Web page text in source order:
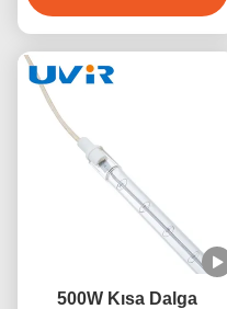
500W Kısa Dalga